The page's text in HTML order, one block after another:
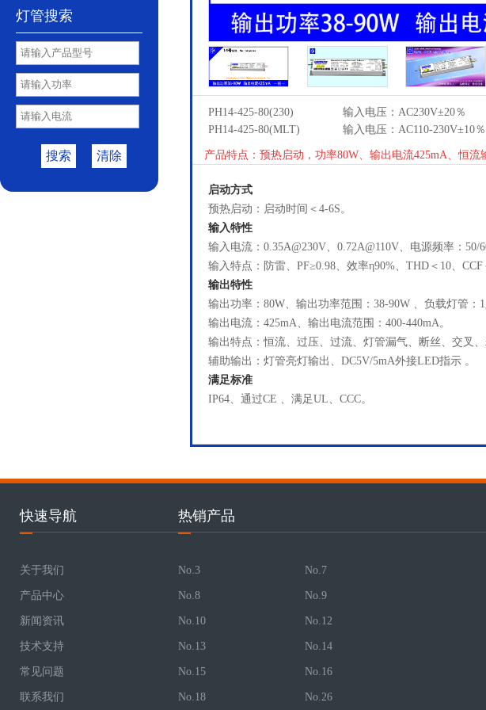
灯管搜索
清除
搜索
PH14-425-80(230) 输入电压：AC230V±20％
PH14-425-80(MLT)
输入电压：AC110-230V±10％
产品特点：预热启动，功率80W、输出电流425mA、恒流
启动方式
预热启动：启动时间＜4-6S。
输入特性
输入电流：0.35A@230V、0.72A@110V、电源频率：50/
输入特点：防雷、PF≥0.98、效率η90%、THD＜10、CCF
输出特性
输出功率：80W、输出功率范围：38-90W 、负载灯管：1
输出电流：425mA、输出电流范围：400-440mA。
输出特点：恒流、过压、过流、灯管漏气、断丝、交叉、
辅助输出：灯管亮灯输出、DC5V/5mA外接LED指示 。
满足标准
IP64、通过CE 、满足UL、CCC。
快速导航
关于我们
产品中心
新闻资讯
技术支持
常见问题
联系我们
热销产品
No.3 No.7
No.8 No.9
No.10 No.12
No.13 No.14
No.15 No.16
No.18 No.26